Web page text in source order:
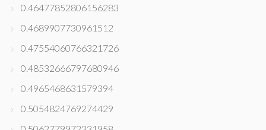
0.46477852806156283
0.4689907730961512
0.47554060766321726
0.48532666797680946
0.4965468631579394
0.5054824769274429